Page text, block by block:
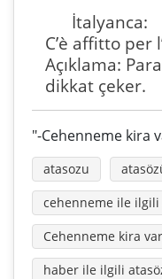
İtalyanca:
C’è affitto per
Açıklama:
dikkat çeker.
"-Cehenneme kira
atasozu
cehenneme ile ilgili
Cehenneme kira
haber ile ilgili